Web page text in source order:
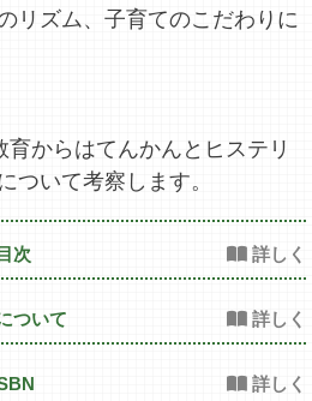
リズム、子育てのこだわりに
からはてんかんとヒステリ
ついて考察します。
目次
ついて